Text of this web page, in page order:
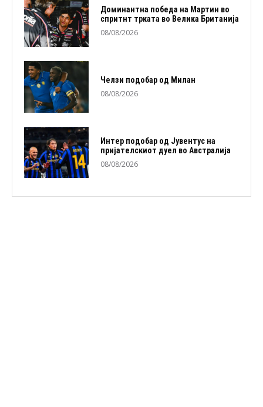
Доминантна победа на Мартин во
спритнт трката во Велика Британија
08/08/2026
Челзи подобaр од Милан
08/08/2026
Интер подобар од Јувентус на
пријателскиот дуел во Австралија
08/08/2026